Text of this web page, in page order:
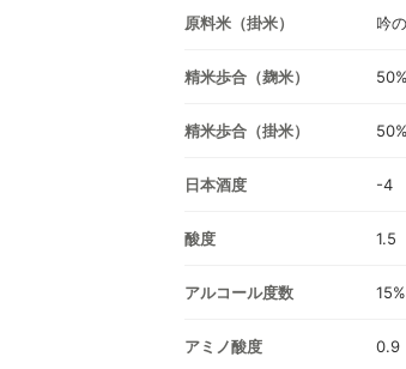
原料米（掛米） 吟
精米歩合（麹米） 50%
精米歩合（掛米） 50%
日本酒度 -4
酸度 1.5
アルコール度数 15%
アミノ酸度 0.9